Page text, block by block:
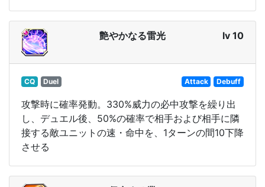
艶やかなる雷光 lv 10
CQ Duel Attack Debuff
攻撃時に確率発動。330%威力の必中攻撃を繰り出
し、デュエル後、50%の確率で相手および相手に隣
接する敵ユニットの速・命中を、1ターンの間10下降
させる